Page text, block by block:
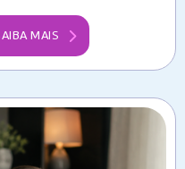
MAIS